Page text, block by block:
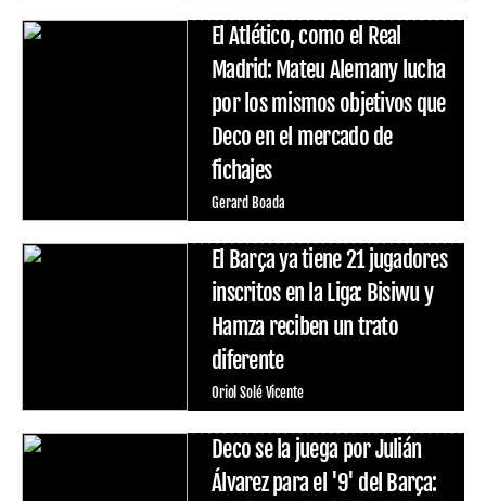
El Atlético, como el Real
Madrid: Mateu Alemany lucha
por los mismos objetivos que
Deco en el mercado de
fichajes
Gerard Boada
El Barça ya tiene 21 jugadores
inscritos en la Liga: Bisiwu y
Hamza reciben un trato
diferente
Oriol Solé Vicente
Deco se la juega por Julián
Álvarez para el '9' del Barça: